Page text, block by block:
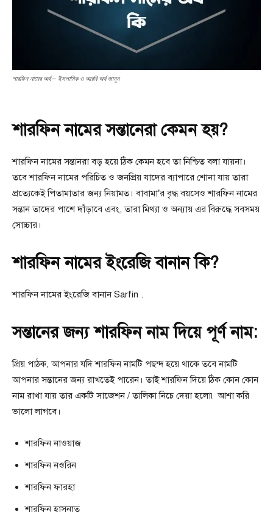
শারফিন নামের অর্থ – ইসলামিক ও আরবি অর্থ জানুন
শারফিন নামের সন্তানেরা কেমন হয়?
শারফিন নামের সন্তানরা বড় হয়ে ঠিক কেমন হবে তা নিশ্চিত বলা যায়না।
তবে শারফিন নামের পরিচিত ও জনপ্রিয় যাদের ব্যাপারে শোনা যায় তারা
প্রত্যেকেই পিতামাতার জন্য নিয়ামত। বাবামা’র বৃদ্ধ বয়সেও শারফিন নামের
সন্তান তাদের পাশে দাঁড়াবে এবং, তারা মিথ্যা ও অন্যায় এর বিরুদ্ধে সবসময়
সোচ্চার।
শারফিন নামের ইংরেজি বানান কি?
শারফিন নামের ইংরেজি বানান Sarfin .
সন্তানের জন্য শারফিন নাম দিয়ে পূর্ণ নাম:
প্রিয় পাঠক, আপনার যদি শারফিন নামটি পছন্দ হয়ে থাকে তবে নামটি
আপনার সন্তানের জন্য রাখতেই পারেন। তাই শারফিন দিয়ে ঠিক কোন কোন
নাম রাখা যায় তার একটি সাজেশন / তালিকা নিচে দেয়া হলো৷ আশা করি
ভালো লাগবে।
শারফিন নাওয়াজ
শারফিন নওরিন
শারফিন ফারহা
শারফিন হাসনাত